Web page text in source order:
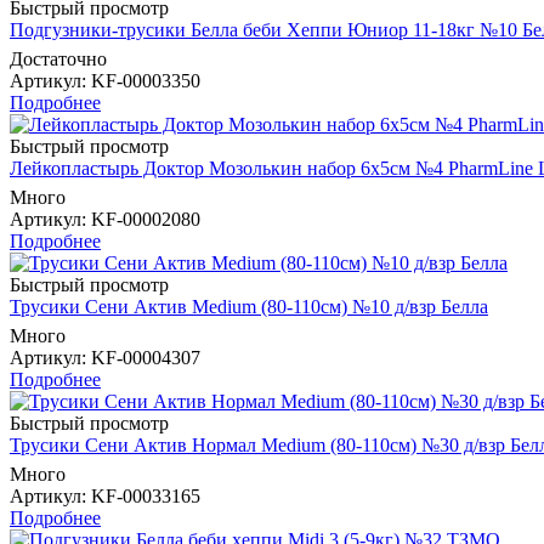
Быстрый просмотр
Подгузники-трусики Белла беби Хеппи Юниор 11-18кг №10
Достаточно
Артикул: KF-00003350
Подробнее
Быстрый просмотр
Лейкопластырь Доктор Мозолькин набор 6х5см №4 PharmLine
Много
Артикул: KF-00002080
Подробнее
Быстрый просмотр
Трусики Сени Актив Medium (80-110см) №10 д/взр Белла
Много
Артикул: KF-00004307
Подробнее
Быстрый просмотр
Трусики Сени Актив Нормал Medium (80-110см) №30 д/взр
Много
Артикул: KF-00033165
Подробнее